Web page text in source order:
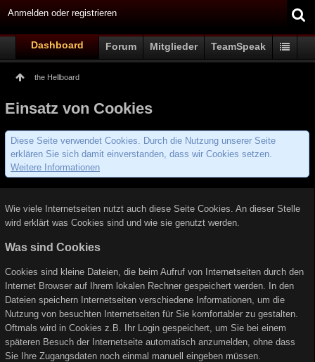
Anmelden oder registrieren
Dashboard Forum Mitglieder TeamSpeak
the Hellboard
Einsatz von Cookies
Diese Seite verwendet Cookies. Durch die Nutzung unserer Seite
erklären Sie sich damit einverstanden, dass wir Cookies setzen.
Weitere Informationen
Wie viele Internetseiten nutzt auch diese Seite Cookies. An dieser Stelle
wird erklärt was Cookies sind und wie sie genutzt werden.
Was sind Cookies
Cookies sind kleine Dateien, die beim Aufruf von Internetseiten durch den
Internet Browser auf Ihrem lokalen Rechner gespeichert werden. In den
Dateien speichern Internetseiten verschiedene Informationen, um die
Nutzung von besuchten Internetseiten für Sie komfortabler zu gestalten.
Oftmals wird in Cookies z.B. Ihr Login gespeichert, um Sie bei einem
späteren Besuch der Internetseite automatisch anzumelden, ohne dass
Sie Ihre Zugangsdaten noch einmal manuell eingeben müssen.